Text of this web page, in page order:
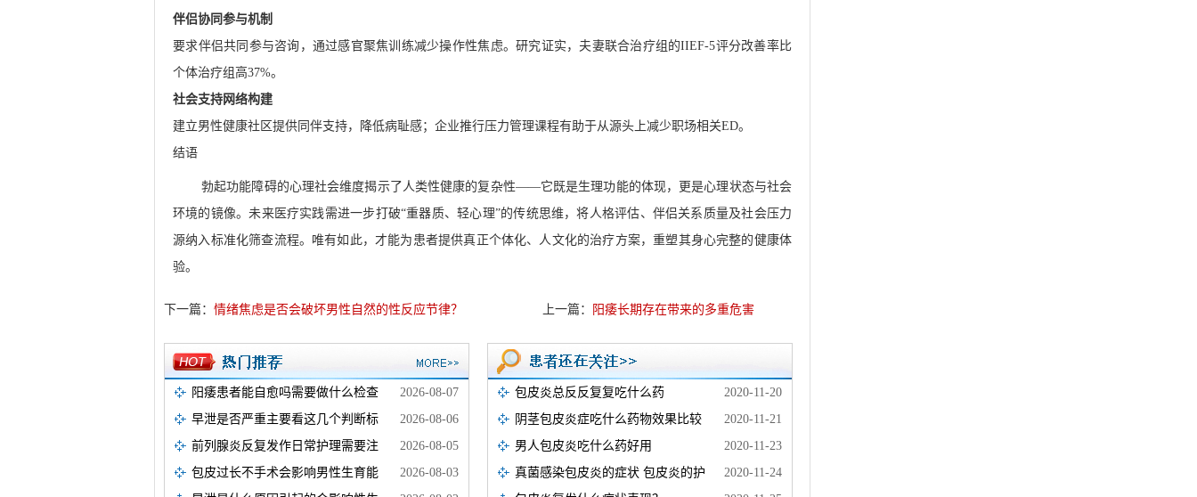
伴侣协同参与机制
要求伴侣共同参与咨询，通过感官聚焦训练减少操作性焦虑。研究证实，夫妻联合治疗组的IIEF-5评分改善率比
个体治疗组高37%。
社会支持网络构建
建立男性健康社区提供同伴支持，降低病耻感；企业推行压力管理课程有助于从源头上减少职场相关ED。
结语
勃起功能障碍的心理社会维度揭示了人类性健康的复杂性——它既是生理功能的体现，更是心理状态与社会
环境的镜像。未来医疗实践需进一步打破“重器质、轻心理”的传统思维，将人格评估、伴侣关系质量及社会压力
源纳入标准化筛查流程。唯有如此，才能为患者提供真正个体化、人文化的治疗方案，重塑其身心完整的健康体
验。
上一篇： 阳痿长期存在带来的多重危害
下一篇： 情绪焦虑是否会破坏男性自然的性反应节律？
2026-08-07
阳痿患者能自愈吗需要做什么检查
2026-08-06
早泄是否严重主要看这几个判断标
2026-08-05
前列腺炎反复发作日常护理需要注
2026-08-03
包皮过长不手术会影响男性生育能
2020-11-20
包皮炎总反反复复吃什么药
2020-11-21
阴茎包皮炎症吃什么药物效果比较
2020-11-23
男人包皮炎吃什么药好用
2020-11-24
真菌感染包皮炎的症状 包皮炎的护